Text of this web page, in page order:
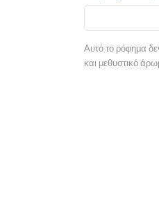
Αυτό το ρόφημα
και μεθυστικό